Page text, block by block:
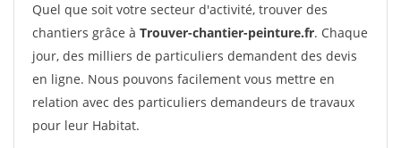
Quel que soit votre secteur d'activité, trouver des
chantiers grâce à Trouver-chantier-peinture.fr. Chaque
jour, des milliers de particuliers demandent des devis
en ligne. Nous pouvons facilement vous mettre en
relation avec des particuliers demandeurs de travaux
pour leur Habitat.